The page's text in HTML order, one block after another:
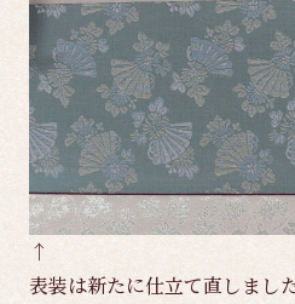
↑
表装は新たに仕立て直しまし